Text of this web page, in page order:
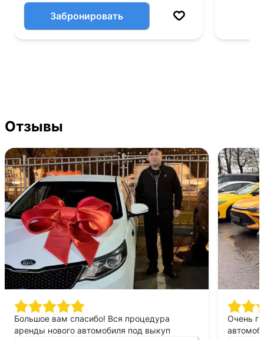
Забронировать
Отзывы
Большое вам спасибо! Вся процедура
аренды нового автомобиля под выкуп
Очень